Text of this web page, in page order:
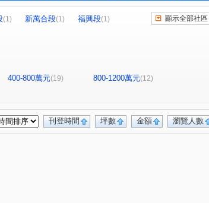
(1) 新萬合段(1) 福興段(1) 顯示全部社區
400-800萬元(19) 800-1200萬元(12)
瀏覽人數
金額
坪數
刊登時間